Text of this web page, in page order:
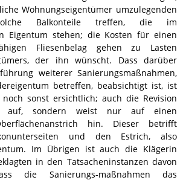
Wohnungseigentümer umzulegenden
Balkonteile treffen, die im
Eigentum stehen; die Kosten für einen
Fliesenbelag gehen zu Lasten
der ihn wünscht. Dass darüber
weiterer Sanierungsmaßnahmen,
betreffen, beabsichtigt ist, ist
sonst ersichtlich; auch die Revision
auf, sondern weist nur auf einen
hin. Dieser betrifft
und den Estrich, also
Im Übrigen ist auch die Klägerin
in den Tatsacheninstanzen davon
die Sanierungs-maßnahmen das